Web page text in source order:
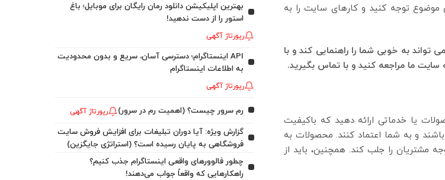
موضوع توجه کنید و کارهای سایت را به
به خوبی شما را راهنمایی کند و با
سایت ما مراجعه کنید و با تماس بگیرید.
یا خدماتی ارائه دهید که باکیفیت
و به شما اعتماد کنند. محصولات به
مشتریان را جلب کند. همچنین، باید از
بهترین اپلیکیشن دانلود رمان رایگان برای موبایل؛ باغ
استور را از دست ندهید!
رپورتاژ آگهی
API اینستاگرام؛ دسترسی آسان، سریع و بدون محدودیت
به اطلاعات اینستاگرام
رپورتاژ آگهی
رم سرور چیست؟ (اهمیت رم در سرور) رپورتاژ آگهی
گزارش ویژه: آیا دوران تبلیغات برای افزایش فروش سایت
فروشگاهی به پایان رسیده است؟ (استراتژی جایگزین)
چطور فالوورهای واقعی اینستاگرام جذب کنیم؟
راهکارهایی که واقعاً جواب می‌دهند!